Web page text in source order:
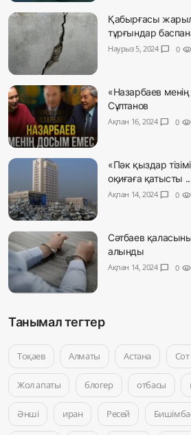
Қабырғасы
тұрғындар
Наурыз 5, 2024 chat_bubble 0 visibility
«Назарбаев
Сұлтанов
Ақпан 16, 2024 chat_bubble 0 visibility
«Пәк қыздар
оқиғаға қатысты
Ақпан 14, 2024 chat_bubble 0 visibility
Сәтбаев
алынды
Ақпан 14, 2024 chat_bubble 0 visibility
Танымал тегтер
Тоқаев Алматы Астана Сот
Жол апаты блогер отбасы
Әнші иран Ресей